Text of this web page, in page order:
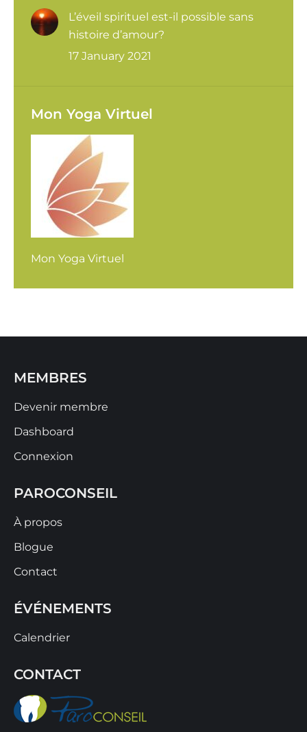
L’éveil spirituel est-il possible sans
histoire d’amour?
17 January 2021
Mon Yoga Virtuel
Mon Yoga Virtuel
MEMBRES
Devenir membre
Dashboard
Connexion
PAROCONSEIL
À propos
Blogue
Contact
ÉVÉNEMENTS
Calendrier
CONTACT